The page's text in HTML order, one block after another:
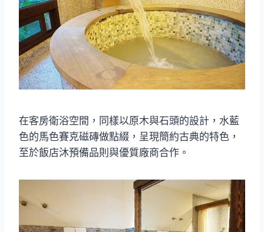
在客房衛浴空間，同樣以原木與石頭的設計，水藍
色的馬色賽克磁磚做點綴，呈現簡約古典的特色，
至於飯店沐預備品則與優質廠商合作。